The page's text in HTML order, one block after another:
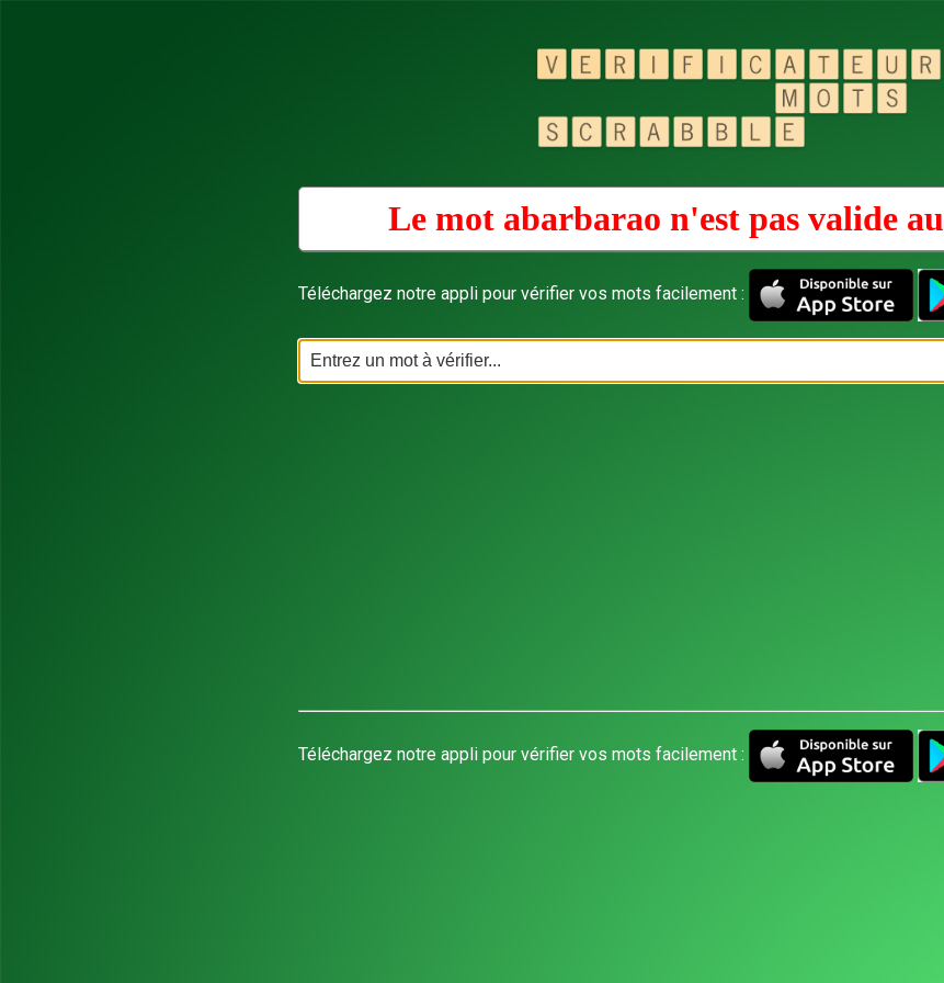
Le mot abarbarao n'est pas valide au
Téléchargez notre appli pour vérifier vos mots facilement :
Téléchargez notre appli pour vérifier vos mots facilement :